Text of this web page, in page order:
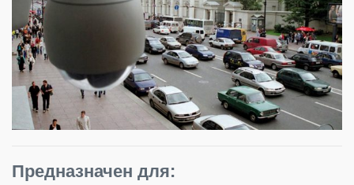
Предназначен для: